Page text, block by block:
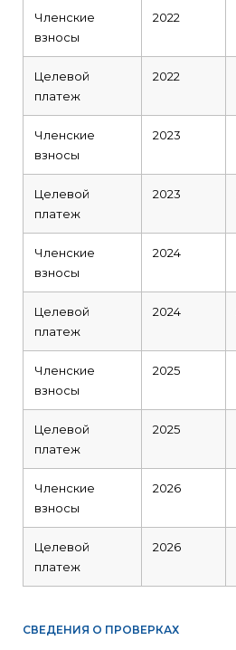
Членские
взносы
2022
Целевой
платеж
2022
Членские
взносы
2023
Целевой
платеж
2023
Членские
взносы
2024
Целевой
платеж
2024
Членские
взносы
2025
Целевой
платеж
2025
Членские
взносы
2026
Целевой
платеж
2026
СВЕДЕНИЯ О ПРОВЕРКАХ